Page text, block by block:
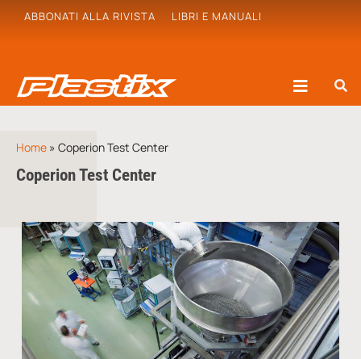
ABBONATI ALLA RIVISTA LIBRI E MANUALI
Home » Coperion Test Center
Coperion Test Center